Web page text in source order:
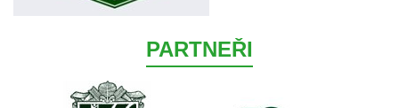
PARTNEŘI